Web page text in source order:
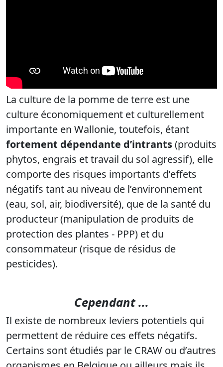
La culture de la pomme de terre est une
culture économiquement et culturellement
importante en Wallonie, toutefois, étant
fortement dépendante d’intrants(produits
phytos, engrais et travail du sol agressif), elle
comporte des risques importants d’effets
négatifs tant au niveau de l’environnement
(eau, sol, air, biodiversité), que de la santé du
producteur (manipulation de produits de
protection des plantes - PPP) et du
consommateur (risque de résidus de
pesticides).
Cependant ...
Il existe de nombreux leviers potentiels qui
permettent de réduire ces effets négatifs.
Certains sont étudiés par le CRAW ou d’autres